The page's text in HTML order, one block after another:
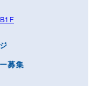
募集